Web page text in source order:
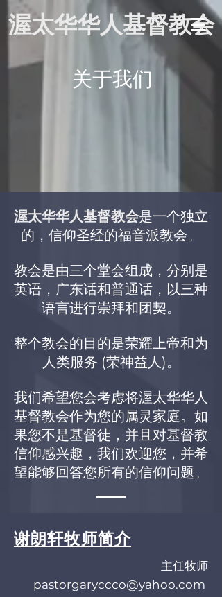
渥太华华人基督教会
​关于我们
渥太华华人基督教会是一个独立
的，信仰圣经的福音派教会。
教会是由三个堂会组成，分别是
英语，广东话和普通话，以三种
语言进行崇拜和团契。
整个教会的目的是荣耀上帝和为
人类服务 (荣神益人)。
我们希望您会考虑将渥太华华人
基督教会作为您的属灵家庭。如
果您不是基督徒，并且对基督教
信仰感兴趣，我们欢迎您，并希
望能够回答您所有的信仰问题。
谢朗轩牧师简介
主任牧师
pastorgaryccco@yahoo.com